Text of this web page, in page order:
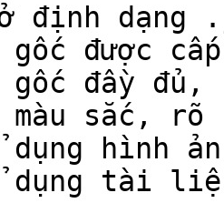
định
được
đầy đủ,
màu sắc,
dụng hình
dụng tài